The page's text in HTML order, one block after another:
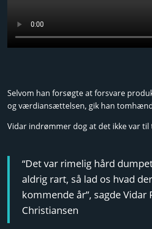
Selvom han forsøgte at forsvare
og værdiansættelsen, gik han
Vidar indrømmer dog at det ikke var til
“Det var rimelig hård
aldrig rart, så lad os hvad
kommende år”, sagde Vidar
Christiansen